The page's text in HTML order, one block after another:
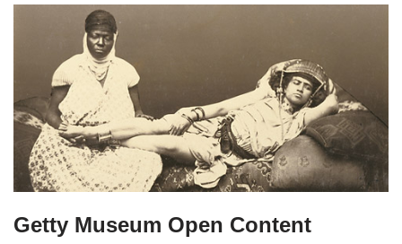
Getty Museum Open Content